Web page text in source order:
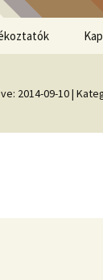
2014-09-10|